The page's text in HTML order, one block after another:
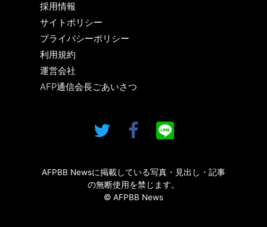
採用情報
サイトポリシー
プライバシーポリシー
利用規約
運営会社
AFP通信会長ごあいさつ
AFPBB Newsに掲載している写真・見出し・記事
の無断使用を禁じます。
© AFPBB News